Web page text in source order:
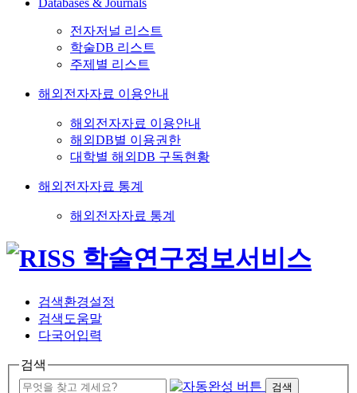
Databases & Journals
전자저널 리스트
학술DB 리스트
주제별 리스트
해외전자자료 이용안내
해외전자자료 이용안내
해외DB별 이용권한
대학별 해외DB 구독현황
해외전자자료 통계
해외전자자료 통계
검색환경설정
검색도움말
다국어입력
검색
검색